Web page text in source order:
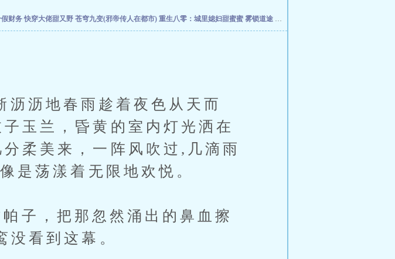
假财务快穿大佬甜又野 苍穹九变(邪帝传人在都市) 重生八零：城里媳妇甜蜜蜜 雾锁道途 超级影迷去修仙
地春雨趁着夜色从天而
玉兰，昏黄的室内灯光洒在
柔美来，一阵风吹过,几滴雨
是荡漾着无限地欢悦。
，把那忽然涌出的鼻血擦
看到这幕。